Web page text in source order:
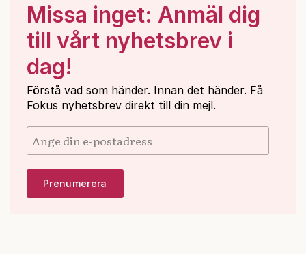
Missa inget: Anmäl dig
till vårt nyhetsbrev i
dag!
Förstå vad som händer. Innan det händer. Få
Fokus nyhetsbrev direkt till din mejl.